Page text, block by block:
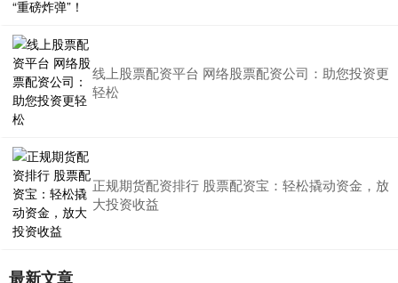
线上股票配资平台 网络股票配资公司：助您投资更
轻松
正规期货配资排行 股票配资宝：轻松撬动资金，放
大投资收益
最新文章